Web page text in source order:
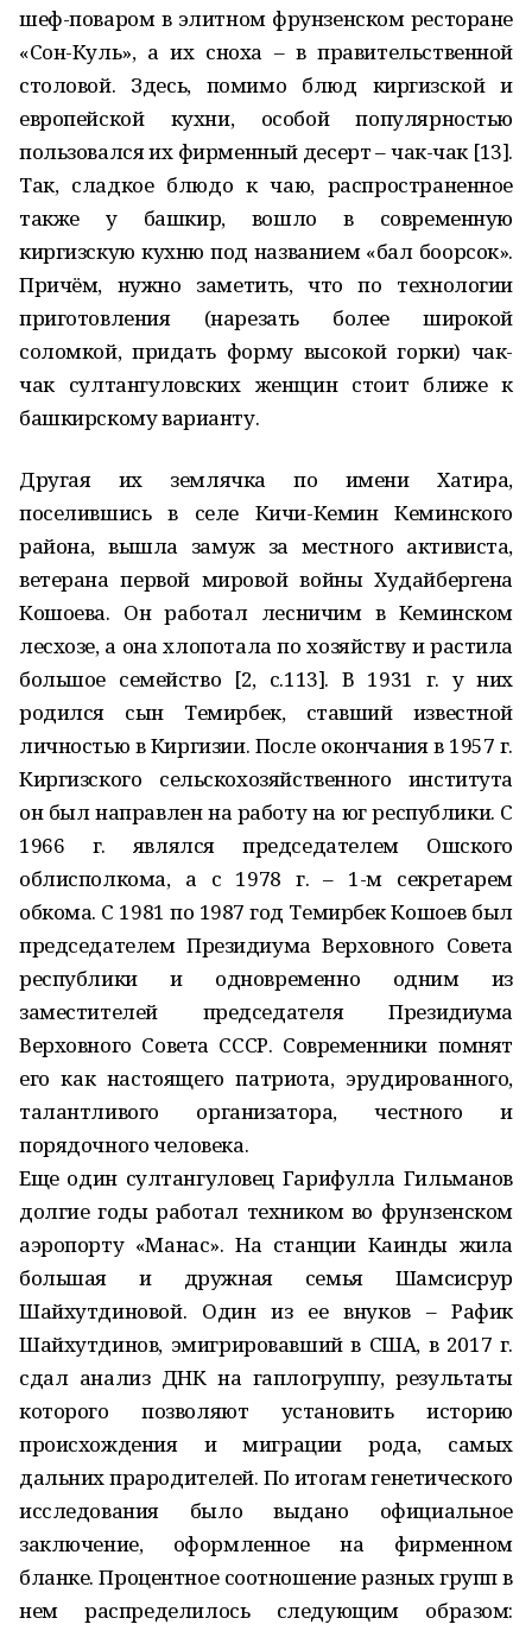
шеф-поваром в элитном фрунзенском ресторане
«Сон-Куль», а их сноха – в правительственной
столовой. Здесь, помимо блюд киргизской и
европейской кухни, особой популярностью
пользовался их фирменный десерт – чак-чак [13].
Так, сладкое блюдо к чаю, распространенное
также у башкир, вошло в современную
киргизскую кухню под названием «бал боорсок».
Причём, нужно заметить, что по технологии
приготовления (нарезать более широкой
соломкой, придать форму высокой горки) чак-
чак султангуловских женщин стоит ближе к
башкирскому варианту.
Другая их землячка по имени Хатира,
поселившись в селе Кичи-Кемин Кеминского
района, вышла замуж за местного активиста,
ветерана первой мировой войны Худайбергена
Кошоева. Он работал лесничим в Кеминском
лесхозе, а она хлопотала по хозяйству и растила
большое семейство [2, с.113]. В 1931 г. у них
родился сын Темирбек, ставший известной
личностью в Киргизии. После окончания в 1957 г.
Киргизского сельскохозяйственного института
он был направлен на работу на юг республики. С
1966 г. являлся председателем Ошского
облисполкома, а с 1978 г. – 1-м секретарем
обкома. С 1981 по 1987 год Темирбек Кошоев был
председателем Президиума Верховного Совета
республики и одновременно одним из
заместителей председателя Президиума
Верховного Совета СССР. Современники помнят
его как настоящего патриота, эрудированного,
талантливого организатора, честного и
порядочного человека.
Еще один султангуловец Гарифулла Гильманов
долгие годы работал техником во фрунзенском
аэропорту «Манас». На станции Каинды жила
большая и дружная семья Шамсисрур
Шайхутдиновой. Один из ее внуков – Рафик
Шайхутдинов, эмигрировавший в США, в 2017 г.
сдал анализ ДНК на гаплогруппу, результаты
которого позволяют установить историю
происхождения и миграции рода, самых
дальних прародителей. По итогам генетического
исследования было выдано официальное
заключение, оформленное на фирменном
бланке. Процентное соотношение разных групп в
нем распределилось следующим образом: